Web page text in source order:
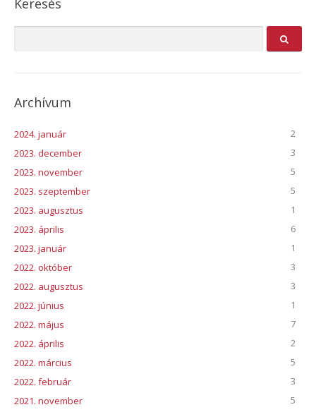
Keresés
Archívum
2024. január
2
2023. december
3
2023. november
5
2023. szeptember
5
2023. augusztus
1
2023. április
6
2023. január
1
2022. október
3
2022. augusztus
3
2022. június
1
2022. május
7
2022. április
2
2022. március
5
2022. február
3
2021. november
5